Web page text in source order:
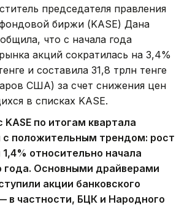
председателя правления
биржи (KASE) Дана
что с начала года
акций сократилась на 3,4%
и составила 31,8 трлн тенге
США) за счет снижения цен
в списках KASE.
по итогам квартала
с положительным трендом: рост
1,4% относительно начала
года. Основными драйверами
акции банковского
в частности, БЦК и Народного